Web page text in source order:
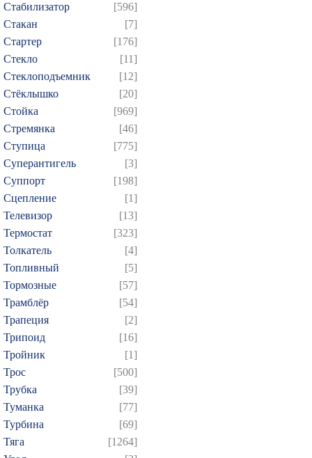
Стабилизатор
[596]
Стакан
[7]
Стартер
[176]
Стекло
[11]
Стеклоподъемник
[12]
Стёклышко
[20]
Стойка
[969]
Стремянка
[46]
Ступица
[775]
Суперантигель
[3]
Суппорт
[198]
Сцепление
[1]
Телевизор
[13]
Термостат
[323]
Толкатель
[4]
Топливный
[5]
Тормозные
[57]
Трамблёр
[54]
Трапеция
[2]
Трипоид
[16]
Тройник
[1]
Трос
[500]
Трубка
[39]
Туманка
[77]
Турбина
[69]
Тяга
[1264]